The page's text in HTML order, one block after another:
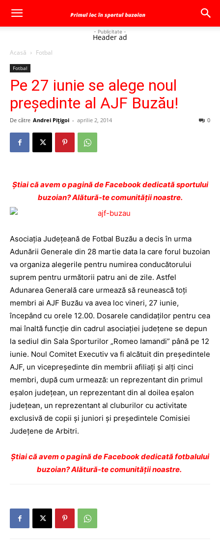
- Publicitate -
Header ad
Acasă Fotbal
Fotbal
Pe 27 iunie se alege noul
preşedinte al AJF Buzău!
De către Andrei Pițigoi - aprilie 2, 2014 0
Ştiai că avem o pagină de Facebook dedicată sportului
buzoian? Alătură-te comunității noastre.
Asociaţia Judeţeană de Fotbal Buzău a decis în urma
Adunării Generale din 28 martie data la care forul buzoian
va organiza alegerile pentru numirea conducătorului
suprem pentru următorii patru ani de zile. Astfel
Adunarea Generală care urmează să reunească toţi
membri ai AJF Buzău va avea loc vineri, 27 iunie,
începând cu orele 12.00. Dosarele candidaţilor pentru cea
mai înaltă funcţie din cadrul asociaţiei judeţene se depun
la sediul din Sala Sporturilor „Romeo Iamandi” până pe 12
iunie. Noul Comitet Executiv va fi alcătuit din preşedintele
AJF, un vicepreşedinte din membrii afiliaţi şi alţi cinci
membri, după cum urmează: un reprezentant din primul
eşalon judeţean, un reprezentant din al doilea eşalon
judeţean, un reprezentant al cluburilor cu activitate
exclusivă de copii şi juniori şi preşedintele Comisiei
Judeţene de Arbitri.
Ştiai că avem o pagină de Facebook dedicată fotbalului
buzoian? Alătură-te comunității noastre.